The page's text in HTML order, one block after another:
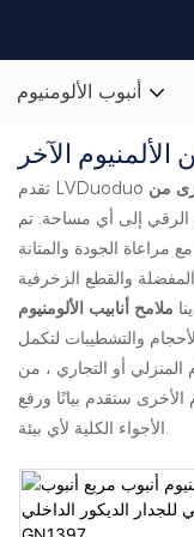
أنبوب الألومنيوم
الألمنيوم الآخر
من
الرقي إلى أي مساحة. تم
مراعاة الجودة والمتانة
والقطع الزخرفية
ملامح أنابيب الألومنيوم
والتشطيبات لتكمل
أو التجاري ، من
الأخرى ستقدم بيانًا ورفع
الأجواء الكلية لأي بيئة.